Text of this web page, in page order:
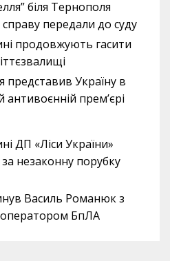
біля Тернополя
передали до суду
продовжують гасити
представив Україну в
антивоєнній прем’єрі
ДП «Ліси України»
незаконну порубку
Василь Романюк з
БпЛА